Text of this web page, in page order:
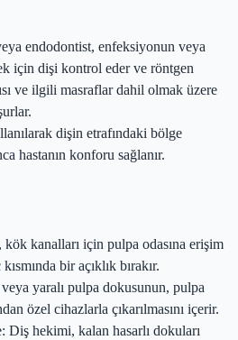
endodontist, enfeksiyonun veya
için dişi kontrol eder ve röntgen
ve ilgili masraflar dahil olmak üzere
dişin etrafındaki bölge
hastanın konforu sağlanır.
kanalları için pulpa odasına erişim
bir açıklık bırakır.
veya yaralı pulpa dokusunun, pulpa
özel cihazlarla çıkarılmasını içerir.
Diş hekimi, kalan hasarlı dokuları